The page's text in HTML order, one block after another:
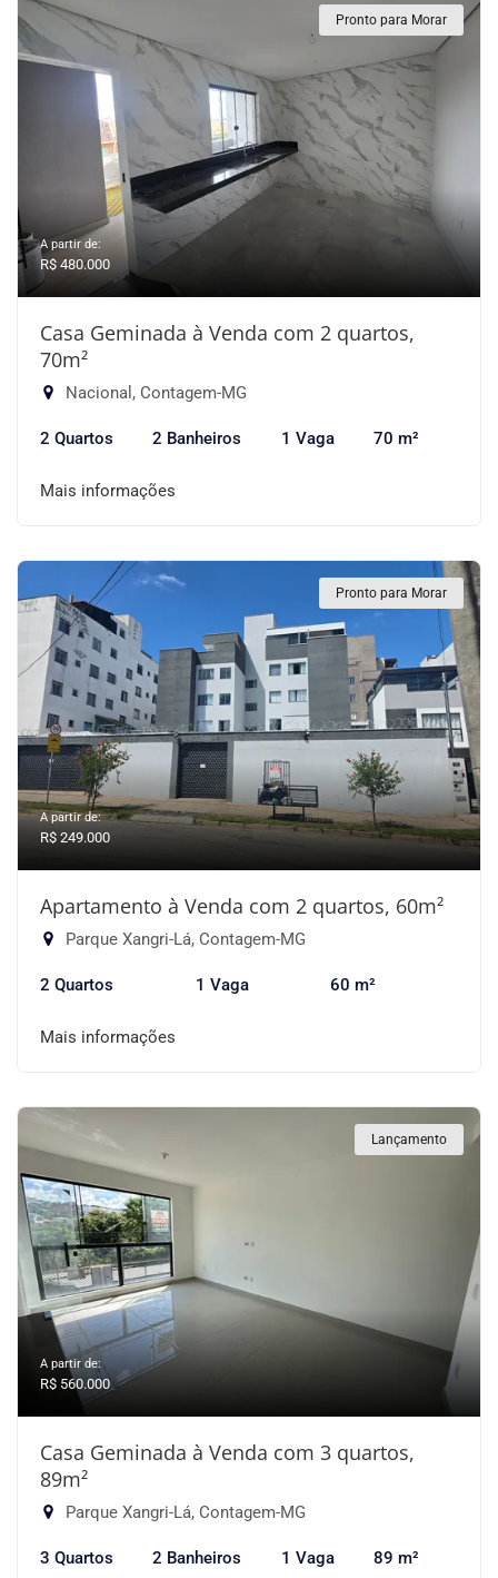
Pronto para Morar
A partir de:
R$ 480.000
Casa Geminada à Venda com 2 quartos,
70m²
Nacional, Contagem-MG
2 Quartos 2 Banheiros 1 Vaga 70 m²
Mais informações
Pronto para Morar
A partir de:
R$ 249.000
Apartamento à Venda com 2 quartos, 60m²
Parque Xangri-Lá, Contagem-MG
2 Quartos 1 Vaga 60 m²
Mais informações
Lançamento
A partir de:
R$ 560.000
Casa Geminada à Venda com 3 quartos,
89m²
Parque Xangri-Lá, Contagem-MG
3 Quartos 2 Banheiros 1 Vaga 89 m²